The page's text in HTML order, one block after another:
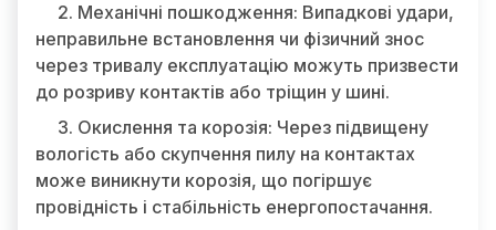
2. Механічні пошкодження: Випадкові удари,
неправильне встановлення чи фізичний знос
через тривалу експлуатацію можуть призвести
до розриву контактів або тріщин у шині.
3. Окислення та корозія: Через підвищену
вологість або скупчення пилу на контактах
може виникнути корозія, що погіршує
провідність і стабільність енергопостачання.